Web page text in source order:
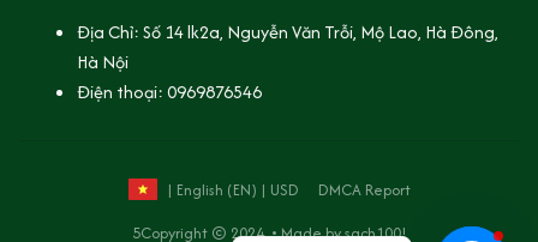
Địa Chỉ: Số 14 lk2a, Nguyễn Văn Trỗi, Mộ Lao, Hà Đông,
Hà Nội
Điện thoại: 0969876546
| English (EN) | USD
DMCA Report
5Copyright © 2024  • Made by sach100!